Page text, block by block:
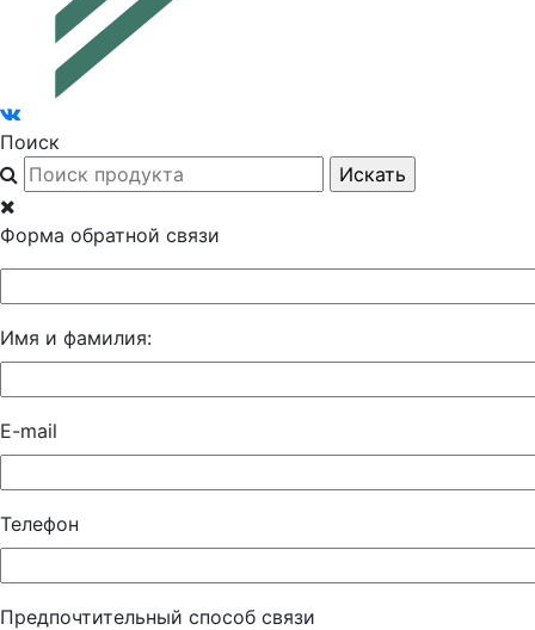
Поиск
Форма обратной связи
Имя и фамилия:
E-mail
Телефон
Предпочтительный способ связи